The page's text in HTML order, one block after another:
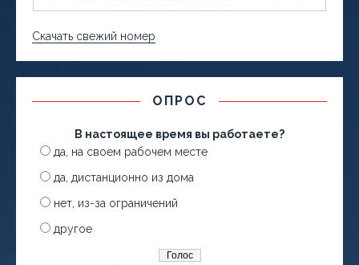
Скачать свежий номер
ОПРОС
В настоящее время вы работаете?
да, на своем рабочем месте
да, дистанционно из дома
нет, из-за ограничений
другое